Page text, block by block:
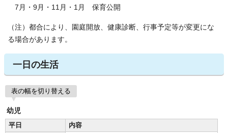
7月・9月・11月・1月 保育公開
（注）都合により、園庭開放、健康診断、行事予定等が変更にな
る場合があります。
一日の生活
表の幅を切り替える
幼児
平日
内容